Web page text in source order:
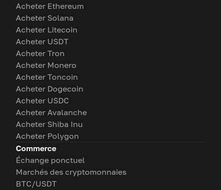
Acheter Ethereum
Acheter Solana
Acheter Litecoin
Acheter USDT
Acheter Tron
Acheter Monero
Acheter Toncoin
Acheter Dogecoin
Acheter USDC
Acheter Avalanche
Acheter Shiba Inu
Acheter Polygon
Commerce
Échange ponctuel
Marchés des cryptomonnaies
BTC/USDT